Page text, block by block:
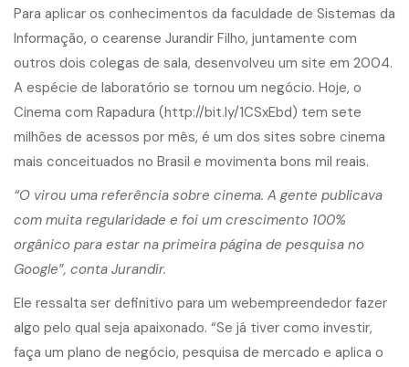
Para aplicar os conhecimentos da faculdade de Sistemas da
Informação, o cearense Jurandir Filho, juntamente com
outros dois colegas de sala, desenvolveu um site em 2004.
A espécie de laboratório se tornou um negócio. Hoje, o
Cinema com Rapadura (http://bit.ly/1CSxEbd) tem sete
milhões de acessos por mês, é um dos sites sobre cinema
mais conceituados no Brasil e movimenta bons mil reais.
“O virou uma referência sobre cinema. A gente publicava
com muita regularidade e foi um crescimento 100%
orgânico para estar na primeira página de pesquisa no
Google”, conta Jurandir.
Ele ressalta ser definitivo para um webempreendedor fazer
algo pelo qual seja apaixonado. “Se já tiver como investir,
faça um plano de negócio, pesquisa de mercado e aplica o